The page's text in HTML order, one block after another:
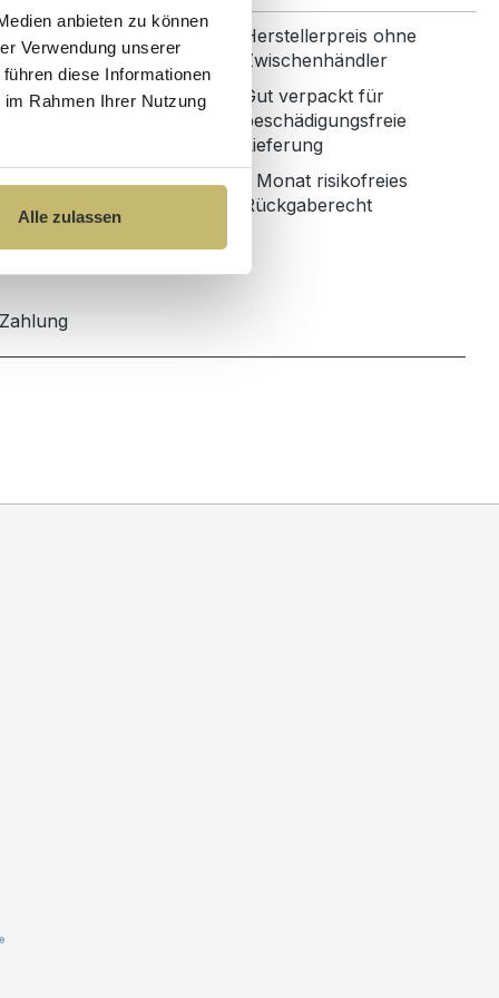
anbieten zu können
Verwendung unserer
diese Informationen
Rahmen Ihrer Nutzung
Alle zulassen
Materialien
Herstellerpreis ohne
Zwischenhändler
mit
Gut verpackt für
beschädigungsfreie
Lieferung
1 Monat risikofreies
Rückgaberecht
Zahlung